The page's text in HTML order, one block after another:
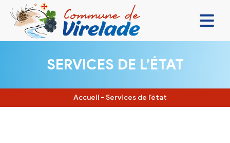
VIVRE ENSEMBLE
SE DIVERTIR
SERVICES DE L’ÉTAT
Accueil - Services de l’état